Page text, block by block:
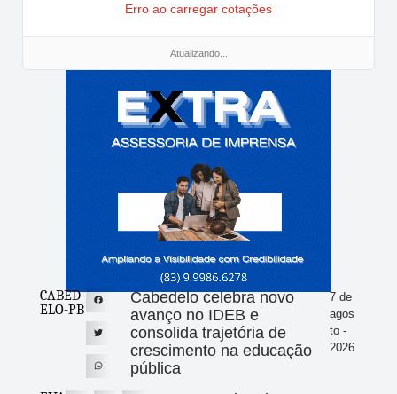
Erro ao carregar cotações
Atualizando...
CABED
ELO-PB
Cabedelo celebra novo
avanço no IDEB e
consolida trajetória de
crescimento na educação
pública
7 de
agos
to -
2026